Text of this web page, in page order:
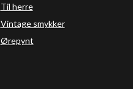
Til herre
Vintage smykker
Ørepynt